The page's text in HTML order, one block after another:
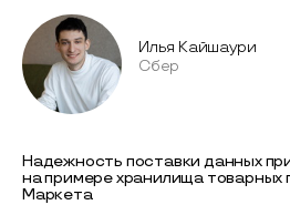
Илья Кайшаури
Сбер
Надежность поставки данных
на примере хранилища
Маркета